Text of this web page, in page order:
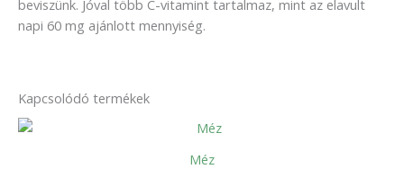
beviszünk. Jóval több C-vitamint tartalmaz, mint az elavult
napi 60 mg ajánlott mennyiség.
Kapcsolódó termékek
Méz